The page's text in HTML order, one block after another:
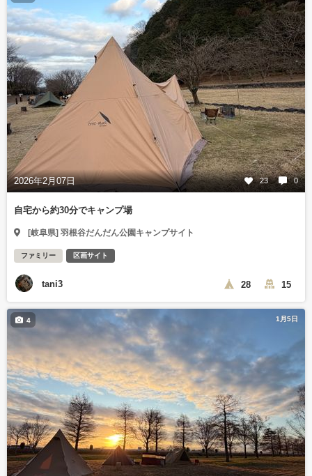
2026年2月07日 23 0
自宅から約30分でキャンプ場
[岐阜県] 羽根谷だんだん公園キャンプサイト
ファミリー 区画サイト
tani3 28 15
1月5日
4